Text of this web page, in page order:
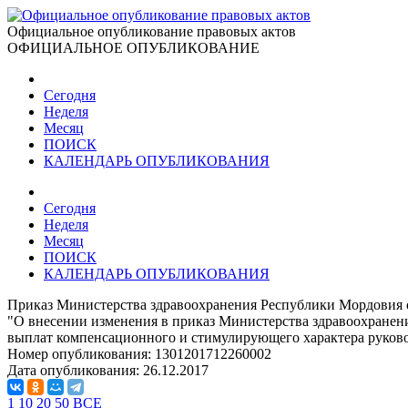
Официальное опубликование правовых актов
ОФИЦИАЛЬНОЕ ОПУБЛИКОВАНИЕ
Сегодня
Неделя
Месяц
ПОИСК
КАЛЕНДАРЬ ОПУБЛИКОВАНИЯ
Сегодня
Неделя
Месяц
ПОИСК
КАЛЕНДАРЬ ОПУБЛИКОВАНИЯ
Приказ Министерства здравоохранения Республики
"О внесении изменения в приказ Министерства
выплат компенсационного и стимулирующего характера
Номер опубликования: 1301201712260002
Дата опубликования: 26.12.2017
1 10 20 50 ВСЕ